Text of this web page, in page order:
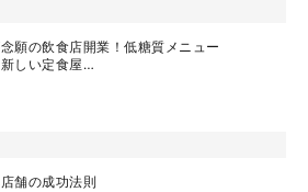
願の飲食店開業！低糖質メニュー
しい定食屋…
舗の成功法則